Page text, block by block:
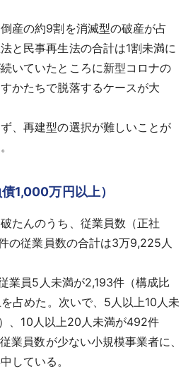
産の約9割を消滅型の破産が占
と民事再生法の合計は1割未満に
いていたところに新型コロナの
かたちで脱落するケースが大
、再建型の選択が難しいことが
1,000万円以上）
たんのうち、従業員数（正社
の従業員数の合計は3万9,225人
業員5人未満が2,193件（構成比
占めた。次いで、5人以上10人未
、10人以上20人未満が492件
業員数が少ない小規模事業者に、
している。